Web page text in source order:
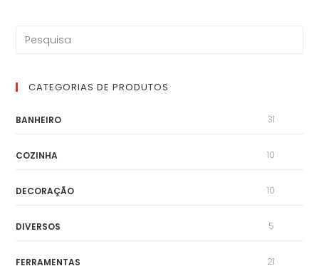
CATEGORIAS DE PRODUTOS
BANHEIRO 31
COZINHA 10
DECORAÇÃO 10
DIVERSOS 5
FERRAMENTAS 21